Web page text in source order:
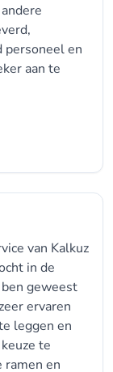
personeel en
aan te
van Kalkuz
in de
geweest
ervaren
leggen en
te
ramen en